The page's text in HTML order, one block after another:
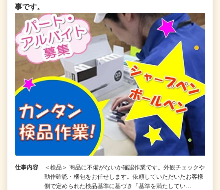
事です。
仕事内容
＜検品＞ 商品に不備がないか確認作業です。外観チェックや
動作確認・梱包をお任せします。依頼していただいたお客様
側で定められた検品基準に基づき「基準を満たしてい…